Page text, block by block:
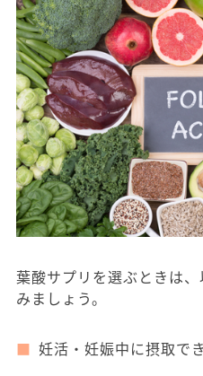
葉酸サプリを選ぶときは
みましょう。
妊活・妊娠中に摂取で